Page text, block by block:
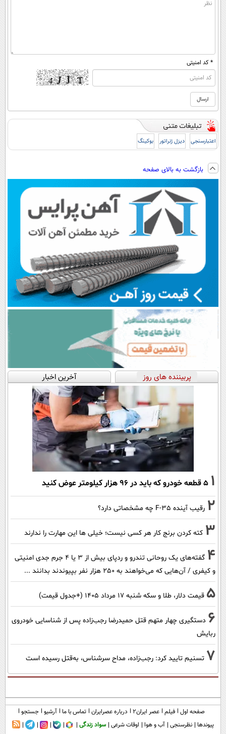
* کد امنیتی
اعتبارسنجی دیزل ژنراتور بوکینگ
بازگشت به بالای صفحه
پربیننده های روز آخرین اخبار
1 ۵ قطعه خودرو که باید در ۹۶ هزار کیلومتر عوض کنید
2 رقیب آینده F-35 چه مشخصاتی دارد؟
3 کته کردن برنج کار هر کسی نیست؛ خیلی ها این مهارت را ندارند
4
گفته‌های یک روحانی تندرو و ردپای بیش از ۳ یا ۴ جرم جدی امنیتی
و کیفری / آن‌هایی که می‌خواهند به ۲۵۰ هزار نفر بپیوندند بدانند ...
5 قیمت دلار، طلا و سکه شنبه ۱۷ مرداد ۱۴۰۵ (+جدول قیمت)
6 دستگیری چهار متهم قتل حمیدرضا رجب‌زاده پس از شناسایی خودروی
ربایش
7 تسنیم تایید کرد: رجب‌زاده، مداح سرشناس، به‌قتل رسیده است
صفحه اول فیلم عصر ایران۲ درباره عصرایران تماس با ما آرشیو جستجو
پیوندها نظرسنجی آب و هوا اوقات شرعی سواد زندگی